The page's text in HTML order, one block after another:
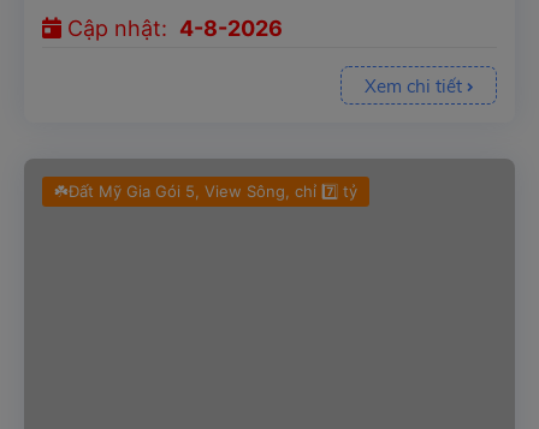
Cập nhật: 4-8-2026
Xem chi tiết
☘️Đất Mỹ Gia Gói 5, View Sông, chỉ 7️⃣ tỷ